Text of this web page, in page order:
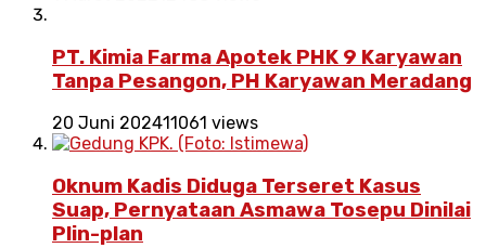
PT. Kimia Farma Apotek PHK 9 Karyawan
Tanpa Pesangon, PH Karyawan Meradang
20 Juni 202411061 views
Oknum Kadis Diduga Terseret Kasus
Suap, Pernyataan Asmawa Tosepu Dinilai
Plin-plan